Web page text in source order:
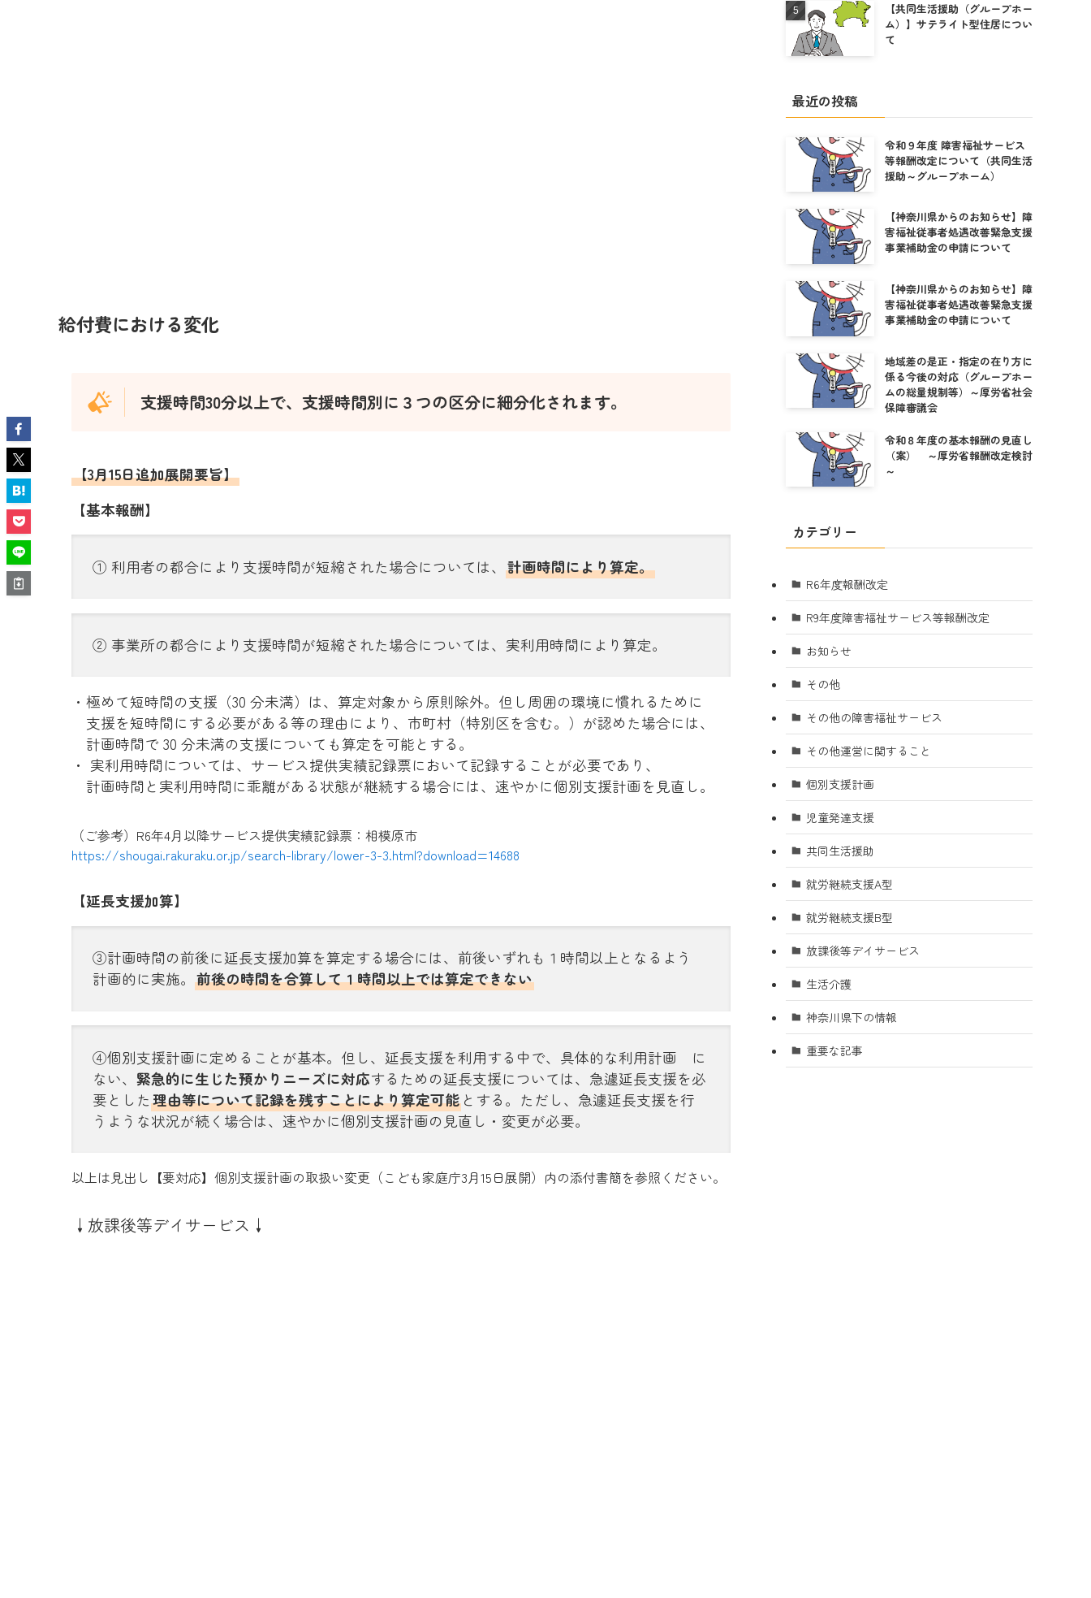
給付費における変化
支援時間30分以上で、支援時間別に３つの区分に細分化されます。
【3月15日追加展開要旨】
【基本報酬】
① 利用者の都合により支援時間が短縮された場合については、計画時間により算定。
② 事業所の都合により支援時間が短縮された場合については、実利用時間により算定。
・極めて短時間の支援（30 分未満）は、算定対象から原則除外。但し周囲の環境に慣れるために
支援を短時間にする必要がある等の理由により、市町村（特別区を含む。）が認めた場合には、
計画時間で 30 分未満の支援についても算定を可能とする。
・ 実利用時間については、サービス提供実績記録票において記録することが必要であり、
計画時間と実利用時間に乖離がある状態が継続する場合には、速やかに個別支援計画を見直し。
（ご参考）R6年4月以降サービス提供実績記録票：相模原市
https://shougai.rakuraku.or.jp/search-library/lower-3-3.html?download=14688
【延長支援加算】
③計画時間の前後に延長支援加算を算定する場合には、前後いずれも１時間以上となるよう
計画的に実施。前後の時間を合算して１時間以上では算定できない
④個別支援計画に定めることが基本。但し、延長支援を利用する中で、具体的な利用計画 に
ない、緊急的に生じた預かりニーズに対応するための延長支援については、急遽延長支援を必
要とした理由等について記録を残すことにより算定可能 とする。ただし、急遽延長支援を行
うような状況が続く場合は、速やかに個別支援計画の見直し・変更が必要。
以上は見出し【要対応】個別支援計画の取扱い変更（こども家庭庁3月15日展開）内の添付書簡を参照ください。
↓放課後等デイサービス↓
【共同生活援助（グループホー
ム）】サテライト型住居につい
て
最近の投稿
令和９年度 障害福祉サービス
等報酬改定について（共同生活
援助～グループホーム）
【神奈川県からのお知らせ】障
害福祉従事者処遇改善緊急支援
事業補助金の申請について
【神奈川県からのお知らせ】障
害福祉従事者処遇改善緊急支援
事業補助金の申請について
地域差の是正・指定の在り方に
係る今後の対応（グループホー
ムの総量規制等）～厚労省社会
保障審議会
令和８年度の基本報酬の見直し
（案） ～厚労省報酬改定検討
～
カテゴリー
R6年度報酬改定
R9年度障害福祉サービス等報酬改定
お知らせ
その他
その他の障害福祉サービス
その他運営に関すること
個別支援計画
児童発達支援
共同生活援助
就労継続支援A型
就労継続支援B型
放課後等デイサービス
生活介護
神奈川県下の情報
重要な記事